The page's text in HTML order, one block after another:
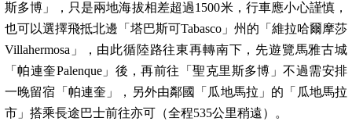
斯多博」，只是兩地海拔相差超過1500米，行車應小心謹慎，
也可以選擇飛抵北邊「塔巴斯可Tabasco 」州的「維拉哈爾摩莎
Villahermosa 」，由此循陸路往東再轉南下，先遊覽馬雅古城
「帕連奎Palenque」後，再前往「聖克里斯多博」不過需安排
一晚留宿「帕連奎」，另外由鄰國「瓜地馬拉」的「瓜地馬拉
市」搭乘長途巴士前往亦可（全程535公里稍遠）。